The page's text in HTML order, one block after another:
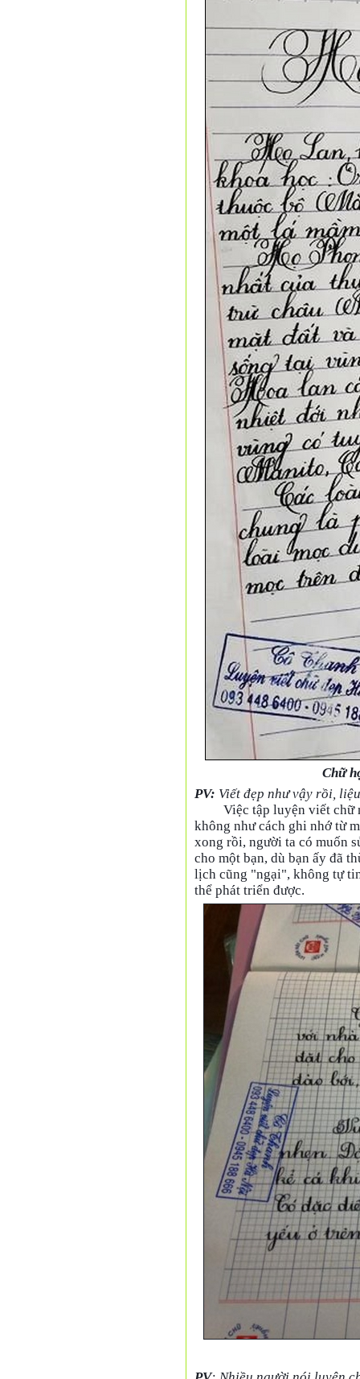
Chữ
PV: Viết đẹp như vậy rồi,
Việc tập luyện viết chữ
không như cách ghi nhớ từ
xong rồi, người ta có muốn
cho một bạn, dù bạn ấy đã
lịch cũng "ngại", không tự
thể phát triển được.